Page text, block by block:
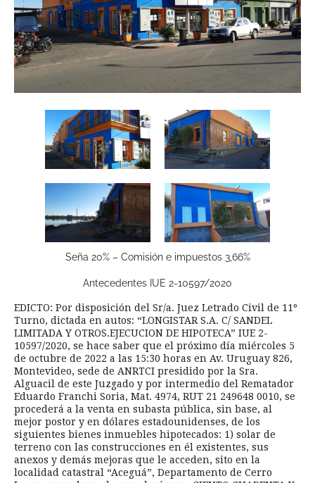
Seña 20% – Comisión e impuestos 3,66%
Antecedentes IUE 2-10597/2020
EDICTO: Por disposición del Sr/a. Juez Letrado Civil de 11º
Turno, dictada en autos: “LONGISTAR S.A. C/ SANDEL
LIMITADA Y OTROS.EJECUCION DE HIPOTECA” IUE 2-
10597/2020, se hace saber que el próximo día miércoles 5
de octubre de 2022 a las 15:30 horas en Av. Uruguay 826,
Montevideo, sede de ANRTCI presidido por la Sra.
Alguacil de este Juzgado y por intermedio del Rematador
Eduardo Franchi Soria, Mat. 4974, RUT 21 249648 0010, se
procederá a la venta en subasta pública, sin base, al
mejor postor y en dólares estadounidenses, de los
siguientes bienes inmuebles hipotecados: 1) solar de
terreno con las construcciones en él existentes, sus
anexos y demás mejoras que le acceden, sito en la
localidad catastral “Aceguá”, Departamento de Cerro